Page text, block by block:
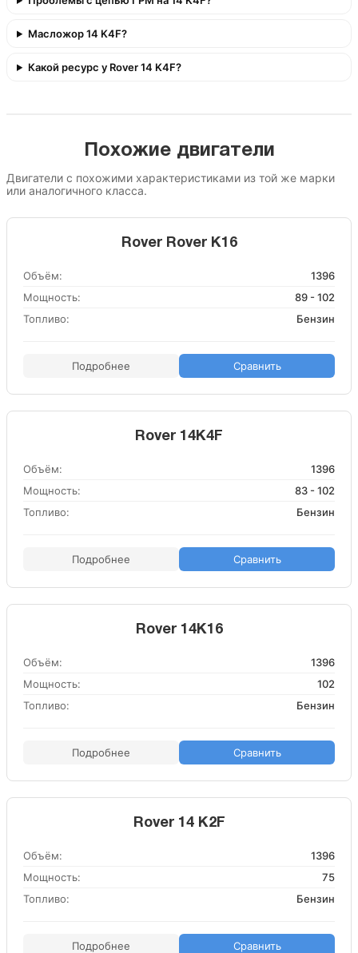
Масложор 14 K4F?
Какой ресурс у Rover 14 K4F?
Похожие двигатели
Двигатели с похожими характеристиками из той же марки
или аналогичного класса.
Rover Rover K16
Объём:
1396
Мощность:
89 - 102
Топливо:
Бензин
Подробнее Сравнить
Rover 14K4F
Объём:
1396
Мощность:
83 - 102
Топливо:
Бензин
Подробнее Сравнить
Rover 14K16
Объём:
1396
Мощность:
102
Топливо:
Бензин
Подробнее Сравнить
Rover 14 K2F
Объём:
1396
Мощность:
75
Топливо:
Бензин
Подробнее Сравнить